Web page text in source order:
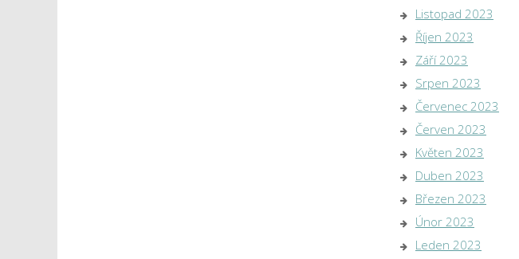
Listopad 2023
Říjen 2023
Září 2023
Srpen 2023
Červenec 2023
Červen 2023
Květen 2023
Duben 2023
Březen 2023
Únor 2023
Leden 2023